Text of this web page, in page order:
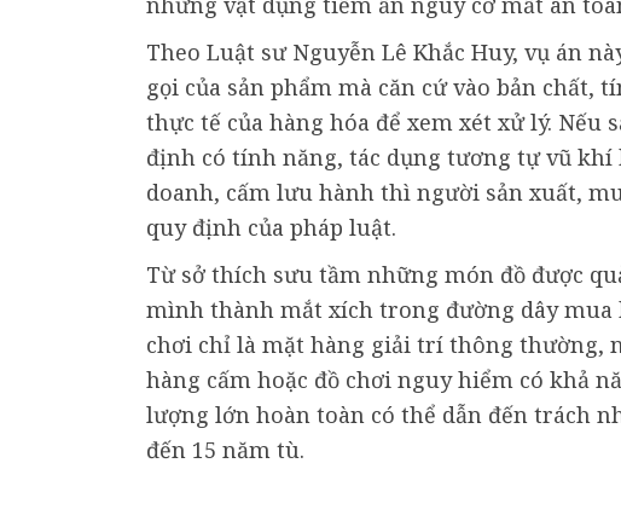
Theo Luật sư Nguyễn Lê Khắc Huy, vụ án
gọi của sản phẩm mà căn cứ vào bản chất,
thực tế của hàng hóa để xem xét xử lý. Nếu
định có tính năng, tác dụng tương tự vũ
doanh, cấm lưu hành thì người sản xuất,
quy định của pháp luật.
Từ sở thích sưu tầm những món đồ được
mình thành mắt xích trong đường dây mua
chơi chỉ là mặt hàng giải trí thông thường,
hàng cấm hoặc đồ chơi nguy hiểm có khả
lượng lớn hoàn toàn có thể dẫn đến trách
đến 15 năm tù.